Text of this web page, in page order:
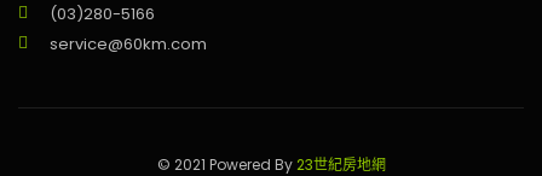
(03)280-5166
service@60km.com
© 2021 Powered By23世紀房地網